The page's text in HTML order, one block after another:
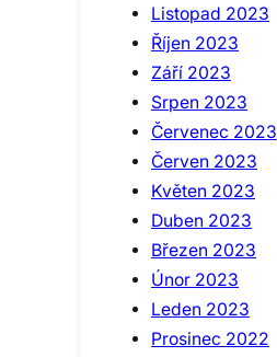
Listopad 2023
Říjen 2023
Září 2023
Srpen 2023
Červenec 2023
Červen 2023
Květen 2023
Duben 2023
Březen 2023
Únor 2023
Leden 2023
Prosinec 2022